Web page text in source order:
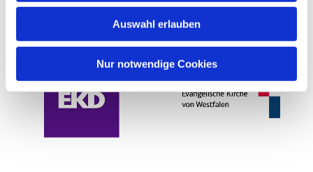
Auswahl erlauben
Nur notwendige Cookies